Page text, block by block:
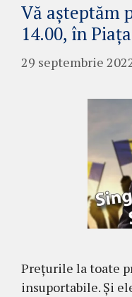
Vă așteptăm
14.00, în
29 septembrie
Prețurile la toate
insuportabile. Și